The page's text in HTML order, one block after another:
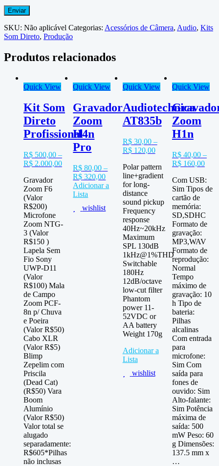
SKU: Não aplicável Categorias: Acessórios de Câmera, Audio, Kits
Som Direto, Produção
Produtos relacionados
Quick View
Kit Som
Direto
Profissional
R$ 500,00 –
R$ 2.000,00
Gravador
Zoom F6
(Valor
R$200)
Microfone
Zoom NTG-
3 (Valor
R$150 )
Lapela Sem
Fio Sony
UWP-D11
(Valor
R$100) Mala
de Campo
Zoom PCF-
8n p/ Chuva
e Poeira
(Valor R$50)
Cabo XLR
(Valor R$5)
Blimp
Zepelim com
Priscila
(Dead Cat)
(R$50) Vara
Boom
Alumínio
(Valor R$50)
Valor total se
alugado
separadamente:
R$605*Pilhas
não inclusas
Quick View
Gravador
Zoom
H4n
Pro
R$ 80,00 –
R$ 320,00
Adicionar a
Lista
wishlist
Quick View
Audiotechnica
AT835b
R$30,00–
R$120,00
Polar pattern
line+gradient
for long-
distance
sound pickup
Frequency
response
40Hz~20kHz
Maximum
SPL 130dB
1kHz@1%THD
Switchable
180Hz
12dB/octave
low-cut filter
Phantom
power 11-
52VDC or
AA battery
Weight 170g
Adicionar a
Lista
wishlist
Quick View
Zoom
H1n
R$40,00–
R$160,00
Com USB:
Sim Tipos de
cartão de
memória:
SD,SDHC
Formato de
gravação:
MP3,WAV
Formato de
reprodução:
Normal
Tempo
máximo de
gravação: 10
h Tipo de
bateria:
Pilhas
alcalinas
Com entrada
para
microfone:
Sim Com
saída para
fones de
ouvido: Sim
Alto-falante:
Sim Potência
máxima de
saída: 500
mW Peso: 60
g Dimensões:
137.5 mm x
…